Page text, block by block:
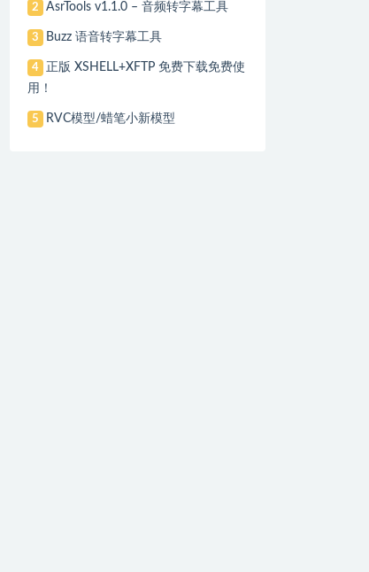
2 AsrTools v1.1.0 – 音频转字幕工具
3 Buzz 语音转字幕工具
4
正版 XSHELL+XFTP 免费下载免费使
用！
5 RVC模型/蜡笔小新模型